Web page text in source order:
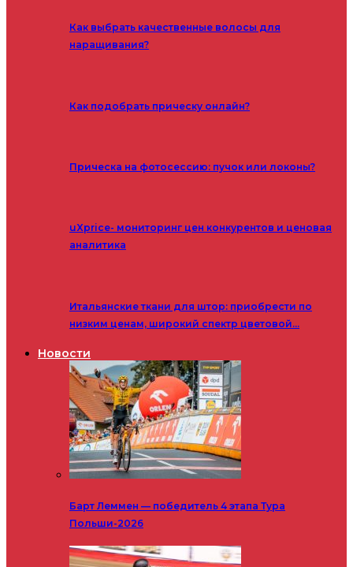
Как выбрать качественные волосы для
наращивания?
Как подобрать прическу онлайн?
Прическа на фотосессию: пучок или локоны?
uXprice- мониторинг цен конкурентов и ценовая
аналитика
Итальянские ткани для штор: приобрести по
низким ценам, широкий спектр цветовой…
Новости
Барт Леммен — победитель 4 этапа Тура
Польши-2026